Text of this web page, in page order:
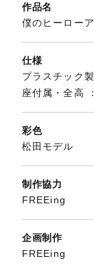
作品名
僕のヒーロー
仕様
プラスチック
座付属・全高
彩色
松田モデル
制作協力
FREEing
企画制作
FREEing